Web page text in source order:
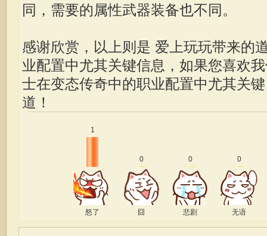
同，需要的属性武器装备也不同。
感谢欣赏，以上则是 爱上玩玩带来的
业配置中尤其关键信息，如果您喜欢
士在变态传奇中的职业配置中尤其关键
道！
1
怒了
0
囧
0
悲剧
0
无语